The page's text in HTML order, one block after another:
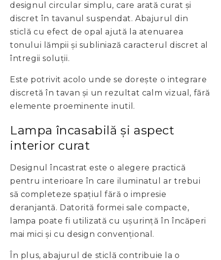
designul circular simplu, care arată curat și
discret în tavanul suspendat. Abajurul din
sticlă cu efect de opal ajută la atenuarea
tonului lămpii și subliniază caracterul discret al
întregii soluții.
Este potrivit acolo unde se dorește o integrare
discretă în tavan și un rezultat calm vizual, fără
elemente proeminente inutil.
Lampa încasabilă și aspect
interior curat
Designul încastrat este o alegere practică
pentru interioare în care iluminatul ar trebui
să completeze spațiul fără o impresie
deranjantă. Datorită formei sale compacte,
lampa poate fi utilizată cu ușurință în încăperi
mai mici și cu design convențional.
În plus, abajurul de sticlă contribuie la o